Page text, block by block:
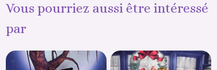
Vous pourriez aussi être intéressé
par